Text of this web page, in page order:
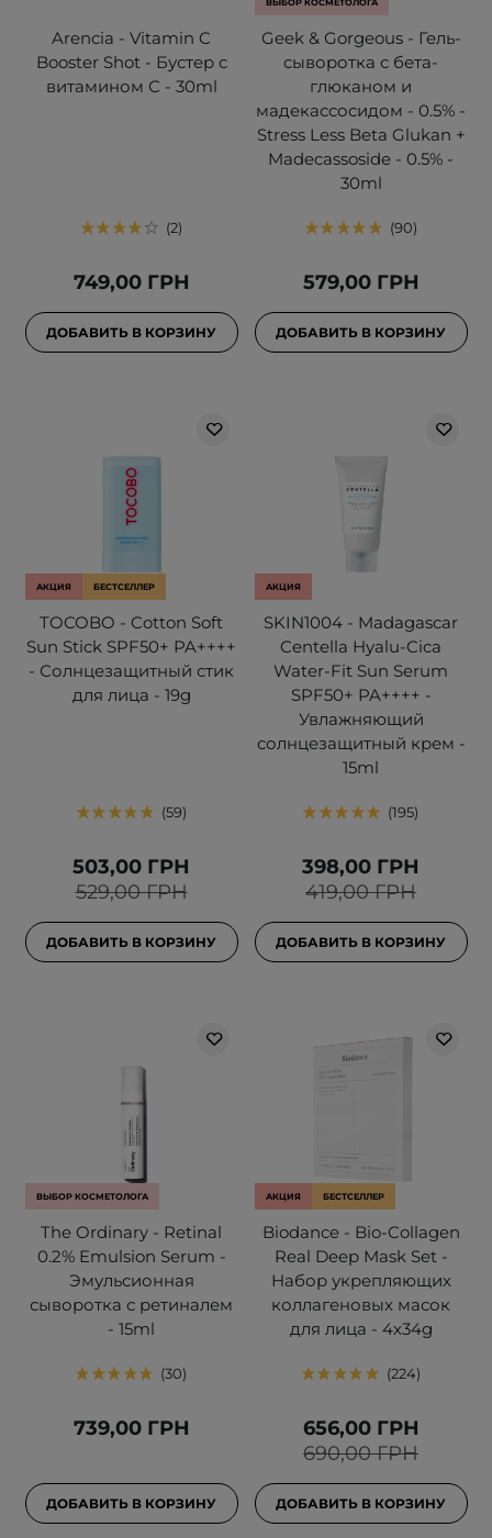
Arencia - Vitamin C
Booster Shot - Бустер с
витамином С - 30ml
2
749,00 ГРН
ДОБАВИТЬ В КОРЗИНУ
ВЫБОР КОСМЕТОЛОГА
Geek & Gorgeous - Гель-
сыворотка с бета-
глюканом и
мадекассосидом - 0.5% -
Stress Less Beta Glukan +
Madecassoside - 0.5% -
30ml
90
579,00 ГРН
ДОБАВИТЬ В КОРЗИНУ
АКЦИЯ БЕСТСЕЛЛЕР
TOCOBO - Cotton Soft
Sun Stick SPF50+ PA++++
- Солнцезащитный стик
для лица - 19g
59
529,00 ГРН
503,00 ГРН
ДОБАВИТЬ В КОРЗИНУ
АКЦИЯ
SKIN1004 - Madagascar
Centella Hyalu-Cica
Water-Fit Sun Serum
SPF50+ PA++++ -
Увлажняющий
солнцезащитный крем -
15ml
195
419,00 ГРН
398,00 ГРН
ДОБАВИТЬ В КОРЗИНУ
ВЫБОР КОСМЕТОЛОГА
The Ordinary - Retinal
0.2% Emulsion Serum -
Эмульсионная
сыворотка с ретиналем
- 15ml
30
739,00 ГРН
ДОБАВИТЬ В КОРЗИНУ
АКЦИЯ БЕСТСЕЛЛЕР
Biodance - Bio-Collagen
Real Deep Mask Set -
Набор укрепляющих
коллагеновых масок
для лица - 4x34g
224
690,00 ГРН
656,00 ГРН
ДОБАВИТЬ В КОРЗИНУ